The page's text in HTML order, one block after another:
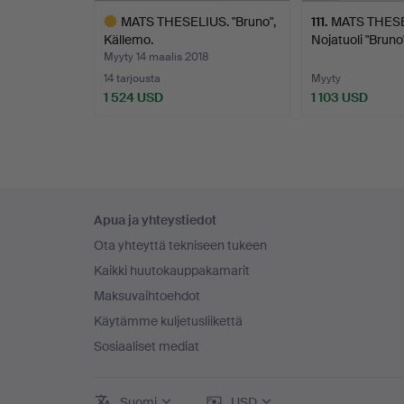
MATS THESELIUS. "Bruno",
Källemo.
Myyty 14 maalis 2018
14 tarjousta
1 524 USD
111. MATS
Nojatuoli
Myyty
1 103 USD
Apua ja yhteystiedot
Ota yhteyttä tekniseen tukeen
Kaikki huutokauppakamarit
Maksuvaihtoehdot
Käytämme kuljetusliikettä
Sosiaaliset mediat